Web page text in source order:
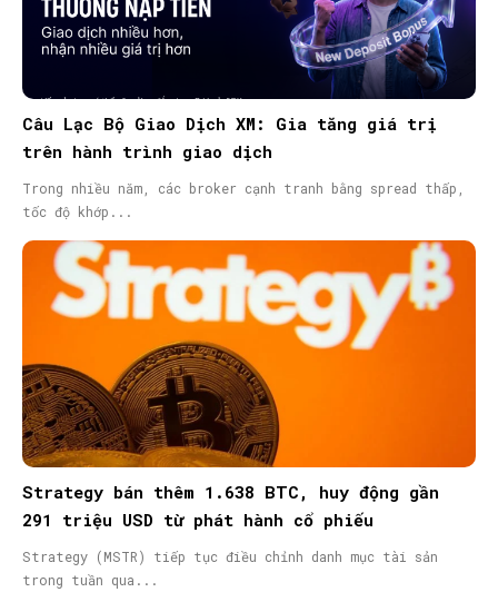
Câu Lạc Bộ Giao Dịch XM: Gia tăng giá trị
trên hành trình giao dịch
Trong nhiều năm, các broker cạnh tranh bằng spread thấp,
tốc độ khớp...
Strategy bán thêm 1.638 BTC, huy động gần
291 triệu USD từ phát hành cổ phiếu
Strategy (MSTR) tiếp tục điều chỉnh danh mục tài sản
trong tuần qua...